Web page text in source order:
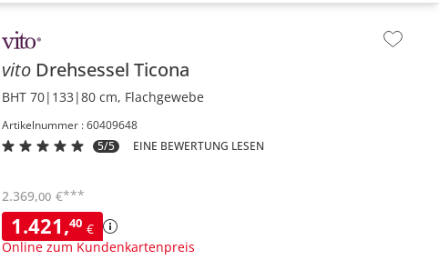
Inhalt der Seitenleiste überspringen - Zum Seitenende
vito Drehsessel Ticona
BHT 70|133|80 cm, Flachgewebe
Artikelnummer : 60409648
5/5
EINE BEWERTUNG LESEN
1.421,40 €
Online zum Kundenkartenpreis
2.369,00 €***